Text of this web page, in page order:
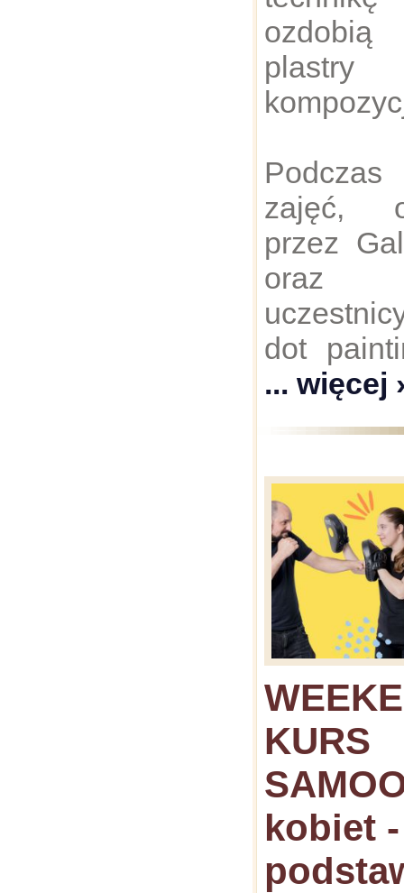
zajęć,
przez
oraz
dot
... więcej
KURS
kobiet